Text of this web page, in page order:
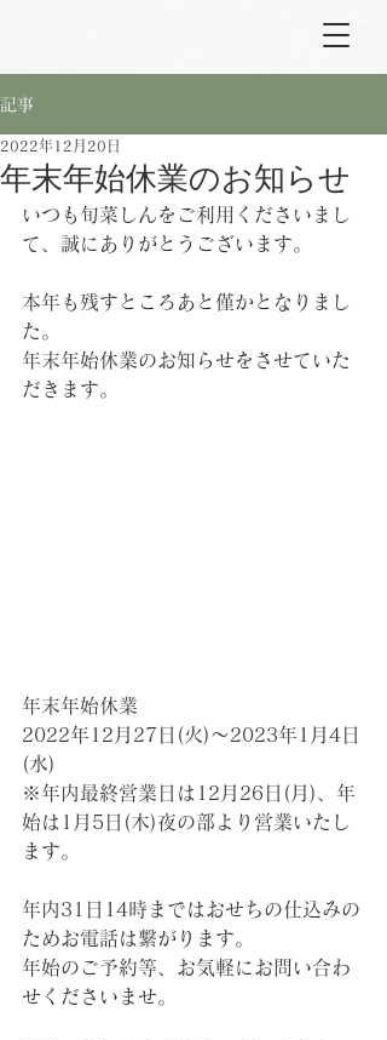
記事
年末年始休業のお知らせ
2022年12月20日
いつも旬菜しんをご利用くださいまし
て、誠にありがとうございます。
本年も残すところあと僅かとなりまし
た。
年末年始休業のお知らせをさせていた
だきます。
年末年始休業
2022年12月27日(火)～2023年1月4日
(水)
※年内最終営業日は12月26日(月)、年
始は1月5日(木)夜の部より営業いたし
ます。
年内31日14時まではおせちの仕込みの
ためお電話は繋がります。
年始のご予約等、お気軽にお問い合わ
せくださいませ。